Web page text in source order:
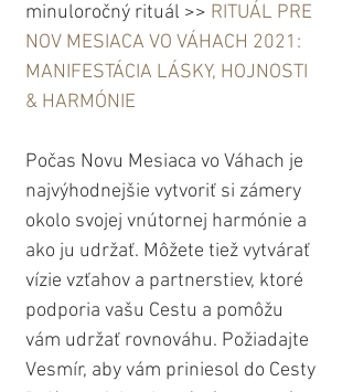
minuloročný rituál >> RITUÁL PRE
NOV MESIACA VO VÁHACH 2021:
MANIFESTÁCIA LÁSKY, HOJNOSTI
& HARMÓNIE
Počas Novu Mesiaca vo Váhach je
najvýhodnejšie vytvoriť si zámery
okolo svojej vnútornej harmónie a
ako ju udržať. Môžete tiež vytvárať
vízie vzťahov a partnerstiev, ktoré
podporia vašu Cestu a pomôžu
vám udržať rovnováhu. Požiadajte
Vesmír, aby vám priniesol do Cesty